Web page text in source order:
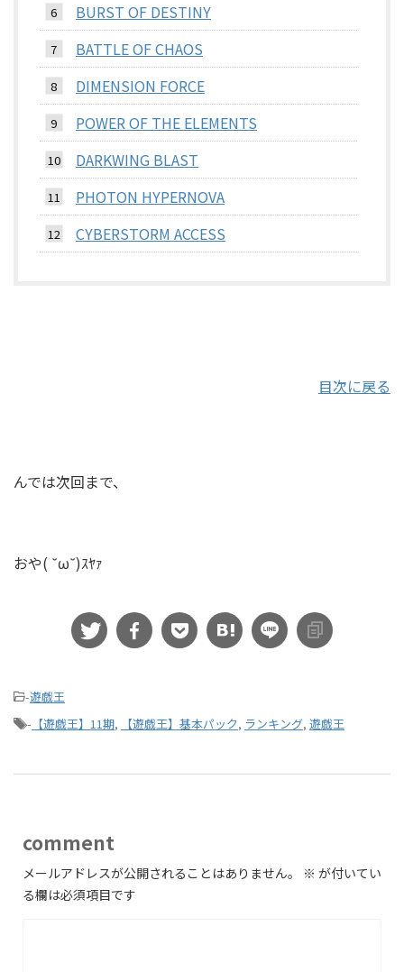
BURST OF DESTINY
BATTLE OF CHAOS
DIMENSION FORCE
POWER OF THE ELEMENTS
DARKWING BLAST
PHOTON HYPERNOVA
CYBERSTORM ACCESS
目次に戻る
んでは次回まで、
おや( ˘ω˘)ｽﾔｧ
-遊戯王
- 【遊戯王】11期, 【遊戯王】基本パック, ランキング, 遊戯王
comment
メールアドレスが公開されることはありません。 ※ が付いてい
る欄は必須項目です